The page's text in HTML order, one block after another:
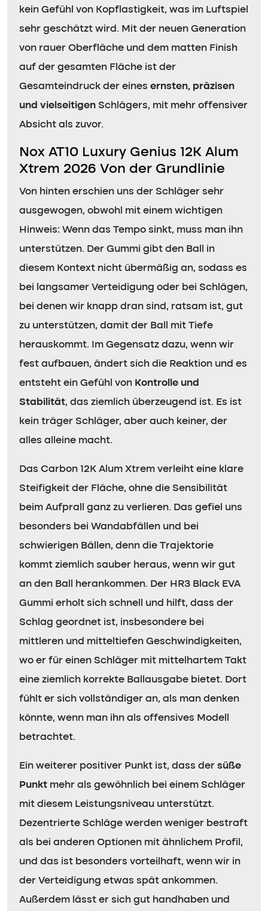
kein Gefühl von Kopflastigkeit, was im Luftspiel
sehr geschätzt wird. Mit der neuen Generation
von rauer Oberfläche und dem matten Finish
auf der gesamten Fläche ist der
Gesamteindruck der eines ernsten, präzisen
und vielseitigen Schlägers, mit mehr offensiver
Absicht als zuvor.
Nox AT10 Luxury Genius 12K Alum
Xtrem 2026 Von der Grundlinie
Von hinten erschien uns der Schläger sehr
ausgewogen, obwohl mit einem wichtigen
Hinweis: Wenn das Tempo sinkt, muss man ihn
unterstützen. Der Gummi gibt den Ball in
diesem Kontext nicht übermäßig an, sodass es
bei langsamer Verteidigung oder bei Schlägen,
bei denen wir knapp dran sind, ratsam ist, gut
zu unterstützen, damit der Ball mit Tiefe
herauskommt. Im Gegensatz dazu, wenn wir
fest aufbauen, ändert sich die Reaktion und es
entsteht ein Gefühl von Kontrolle und
Stabilität, das ziemlich überzeugend ist. Es ist
kein träger Schläger, aber auch keiner, der
alles alleine macht.
Das Carbon 12K Alum Xtrem verleiht eine klare
Steifigkeit der Fläche, ohne die Sensibilität
beim Aufprall ganz zu verlieren. Das gefiel uns
besonders bei Wandabfällen und bei
schwierigen Bällen, denn die Trajektorie
kommt ziemlich sauber heraus, wenn wir gut
an den Ball herankommen. Der HR3 Black EVA
Gummi erholt sich schnell und hilft, dass der
Schlag geordnet ist, insbesondere bei
mittleren und mitteltiefen Geschwindigkeiten,
wo er für einen Schläger mit mittelhartem Takt
eine ziemlich korrekte Ballausgabe bietet. Dort
fühlt er sich vollständiger an, als man denken
könnte, wenn man ihn als offensives Modell
betrachtet.
Ein weiterer positiver Punkt ist, dass der süße
Punkt mehr als gewöhnlich bei einem Schläger
mit diesem Leistungsniveau unterstützt.
Dezentrierte Schläge werden weniger bestraft
als bei anderen Optionen mit ähnlichem Profil,
und das ist besonders vorteilhaft, wenn wir in
der Verteidigung etwas spät ankommen.
Außerdem lässt er sich gut handhaben und